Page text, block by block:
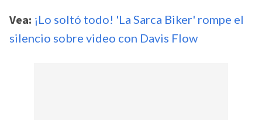
Vea: ¡Lo soltó todo! 'La Sarca Biker' rompe el
silencio sobre video con Davis Flow